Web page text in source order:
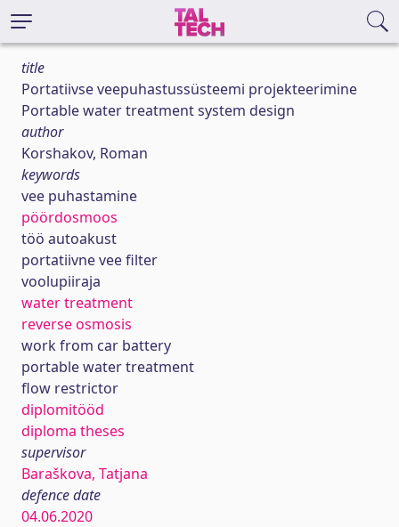
title
Portatiivse veepuhastussüsteemi projekteerimine
Portable water treatment system design
author
Korshakov, Roman
keywords
vee puhastamine
pöördosmoos
töö autoakust
portatiivne vee filter
voolupiiraja
water treatment
reverse osmosis
work from car battery
portable water treatment
flow restrictor
diplomitööd
diploma theses
supervisor
Baraškova, Tatjana
defence date
04.06.2020